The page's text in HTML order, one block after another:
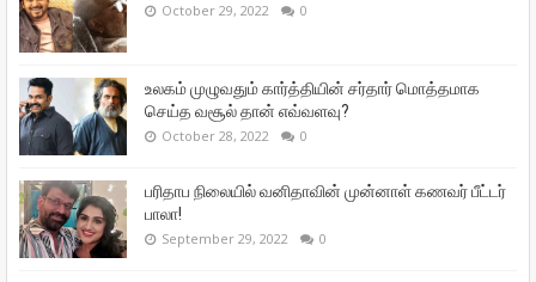
October 29, 2022 0
உலகம் முழுவதும் கார்த்தியின் சர்தார் மொத்தமாக
செய்த வசூல் தான் எவ்வளவு?
October 28, 2022 0
பரிதாப நிலையில் வனிதாவின் முன்னாள் கணவர் பீட்டர்
பாலா!
September 29, 2022 0